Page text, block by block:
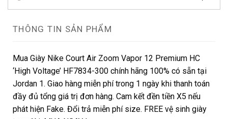
THÔNG TIN SẢN PHẨM
Mua Giày Nike Court Air Zoom Vapor 12 Premium HC
‘High Voltage’ HF7834-300 chính hãng 100% có sẵn tại
Jordan 1. Giao hàng miễn phí trong 1 ngày khi thanh toán
đầy đủ tổng giá trị đơn hàng. Cam kết đền tiền X5 nếu
phát hiện Fake. Đổi trả miễn phí size. FREE vệ sinh giày